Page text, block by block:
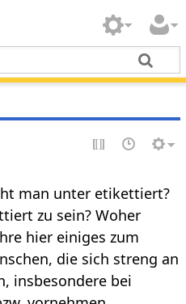
man unter etikettiert?
zu sein? Woher
hier einiges zum
die sich streng an
insbesondere bei